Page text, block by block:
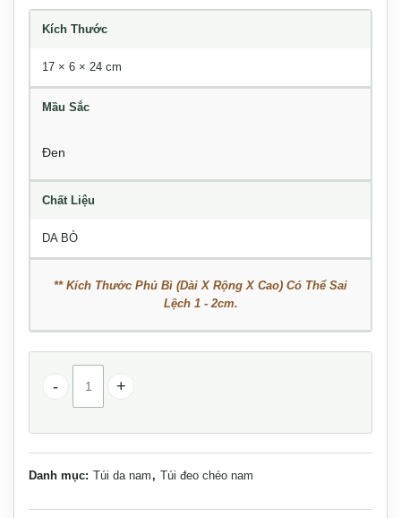
Kích Thước
17 × 6 × 24 cm
Mầu Sắc
Đen
Chất Liệu
DA BÒ
** Kích Thước Phủ Bì (Dài X Rộng X Cao) Có Thể Sai
Lệch 1 - 2cm.
Túi da đeo chéo Lano nhỏ gọn tiện lợi KT153 số lượng
Danh mục: Túi da nam , Túi đeo chéo nam